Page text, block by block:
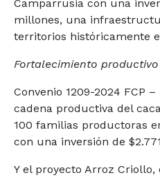
Camparrusia con una
millones, una
territorios históricamente
Fortalecimiento
Convenio 1209-2024 FCP
cadena productiva del
100 familias productoras
con una inversión de
Y el proyecto Arroz Criollo,